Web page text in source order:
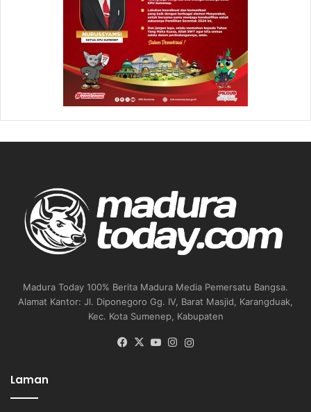
Madura Today 100% Berita Madura Media Pemersatu Bangsa.
Alamat Kantor: Jl. Diponegoro Gg. IV, Barat Masjid, Karangduak,
Kec. Kota Sumenep, Kabupaten
Facebook
X YouTubeInstagram
Laman